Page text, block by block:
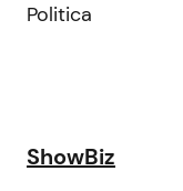
Politica
ShowBiz